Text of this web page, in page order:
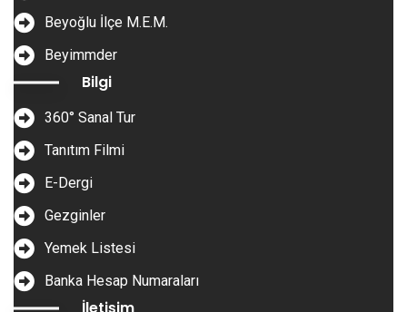
Beyoğlu İlçe M.E.M.
Beyimmder
Bilgi
360° Sanal Tur
Tanıtım Filmi
E-Dergi
Gezginler
Yemek Listesi
Banka Hesap Numaraları